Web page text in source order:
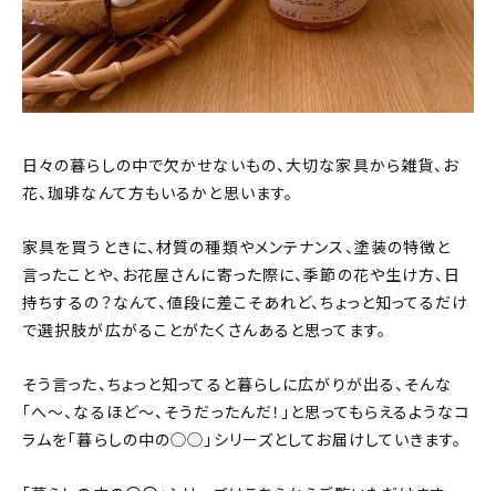
daily mukuri/ アイテム
新着記事
人気の記事
おすすめの記事
日用品
日々の暮らしの中で欠かせないもの、大切な家具から雑貨、お
花、珈琲なんて方もいるかと思います。
家具を買うときに、材質の種類やメンテナンス、塗装の特徴と
言ったことや、お花屋さんに寄った際に、季節の花や生け方、日
持ちするの？なんて、値段に差こそあれど、ちょっと知ってるだけ
で選択肢が広がることがたくさんあると思ってます。
そう言った、ちょっと知ってると暮らしに広がりが出る、そんな
「へ〜、なるほど〜、そうだったんだ！」と思ってもらえるようなコ
ラムを「暮らしの中の◯◯」シリーズとしてお届けしていきます。